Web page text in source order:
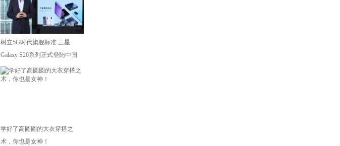
树立5G时代旗舰标准 三星
Galaxy S20系列正式登陆中国
学好了高圆圆的大衣穿搭之
术，你也是女神！